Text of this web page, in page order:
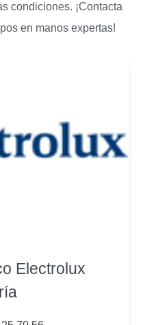
condiciones. ¡Contacta
en manos expertas!
Electrolux